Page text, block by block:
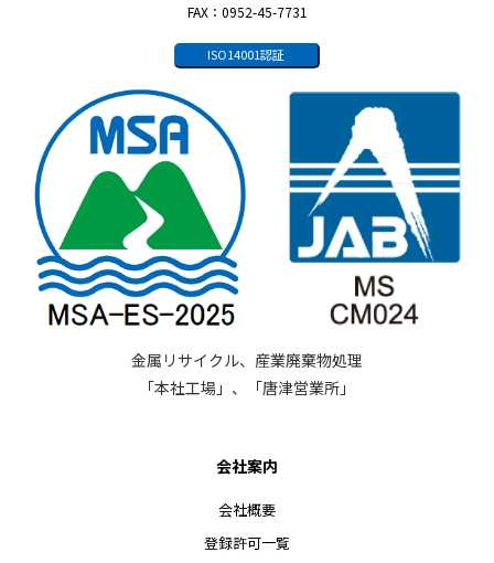
FAX：0952-45-7731
ISO14001認証
金属リサイクル、産業廃棄物処理
「本社工場」、「唐津営業所」
会社案内
会社概要
登録許可一覧